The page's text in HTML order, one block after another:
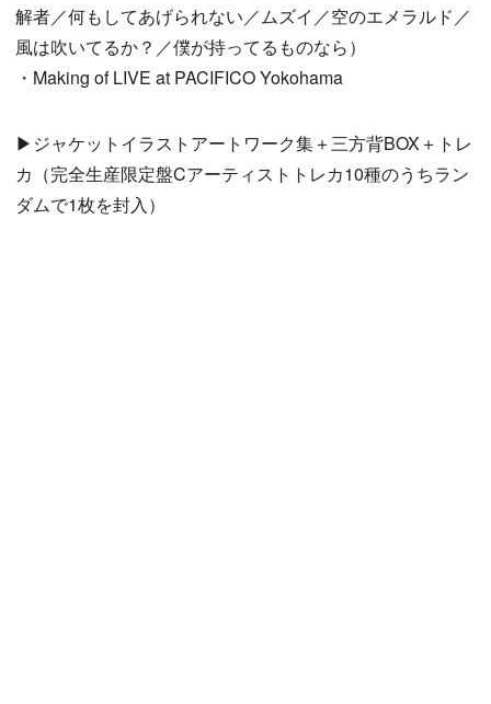
解者／何もしてあげられない／ムズイ／空のエメラルド／
風は吹いてるか？／僕が持ってるものなら）
・Making of LIVE at PACIFICO Yokohama
▶ジャケットイラストアートワーク集＋三方背BOX＋トレ
カ（完全生産限定盤Cアーティストトレカ10種のうちラン
ダムで1枚を封入）